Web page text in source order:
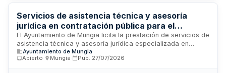
dirección y vigilancia sobre la correcta ejecución de los
servicios prestados.
Servicios de asistencia técnica y asesoría
jurídica en contratación pública para el
Ayuntamiento de Mungia
El Ayuntamiento de Mungia licita la prestación de servicios de
asistencia técnica y asesoría jurídica especializada en
materia de contratación pública. El contratista prestará
apoyo técnico y asesoramiento legal en todos los aspectos
Ayuntamiento de Mungia
Abierto
Mungia Pub. 27/07/2026